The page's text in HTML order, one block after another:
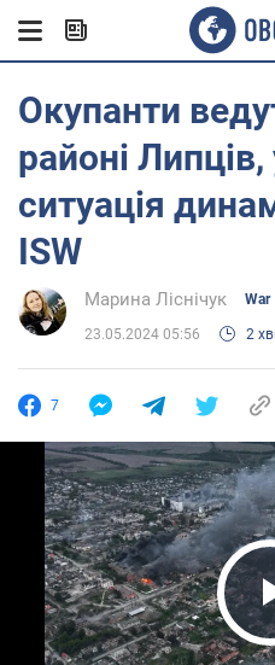
Окупанти
районі
ситуація
ISW
Марина Ліснічук War
23.05.2024 05:56 2
7